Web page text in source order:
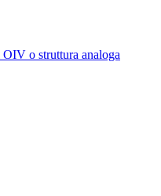
o struttura analoga